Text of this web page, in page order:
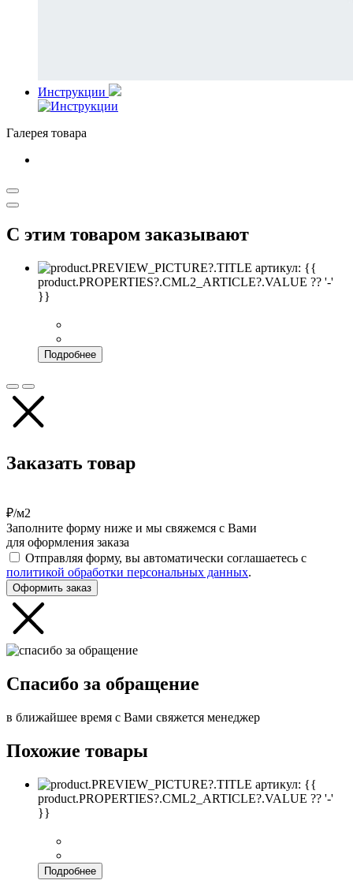
Инструкции
Галерея товара
С этим товаром заказывают
артикул: {{
product.PROPERTIES?.CML2_ARTICLE?.VALUE ?? '-'
}}
Подробнее
Заказать товар
₽/м2
Заполните форму ниже и мы свяжемся с Вами
для оформления заказа
Отправляя форму, вы автоматически соглашаетесь с
политикой обработки персональных данных.
Оформить заказ
Спасибо за обращение
в ближайшее время с Вами свяжется менеджер
Похожие товары
артикул: {{
product.PROPERTIES?.CML2_ARTICLE?.VALUE ?? '-'
}}
Подробнее